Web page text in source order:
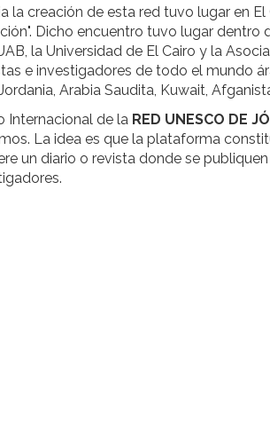
la creación de esta red tuvo lugar en
Dicho encuentro tuvo lugar dentro
la Universidad de El Cairo y la
e investigadores de todo el mundo
Arabia Saudita, Kuwait,
Internacional de la RED UNESCO DE
La idea es que la plataforma
un diario o revista donde se